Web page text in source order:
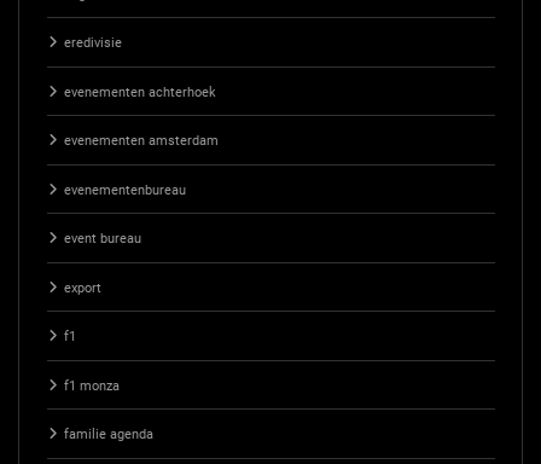
eredivisie
evenementen achterhoek
evenementen amsterdam
evenementenbureau
event bureau
export
f1
f1 monza
familie agenda